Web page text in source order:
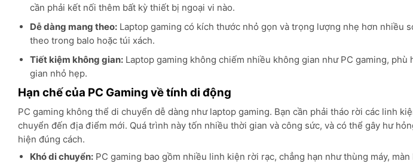
cần phải kết nối thêm bất kỳ thiết bị ngoại vi nào.
Dễ dàng mang theo:Laptop gaming có kích thước nhỏ gọn và trọng lượng nhẹ hơn nhiều
theo trong balo hoặc túi xách.
Tiết kiệm không gian:Laptop gaming không chiếm nhiều không gian như PC gaming,
gian nhỏ hẹp.
Hạn chế của PC Gaming về tính di động
PC gaming không thể di chuyển dễ dàng như laptop gaming. Bạn cần phải tháo rời các linh
chuyển đến địa điểm mới. Quá trình này tốn nhiều thời gian và công sức, và có thể gây hư
hiện đúng cách.
Khó di chuyển:PC gaming bao gồm nhiều linh kiện rời rạc, chẳng hạn như thùng máy,